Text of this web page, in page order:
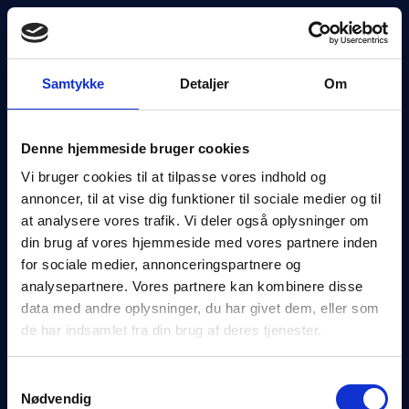
Samtykke Detaljer Om
Denne hjemmeside bruger cookies
Vi bruger cookies til at tilpasse vores indhold og
annoncer, til at vise dig funktioner til sociale medier og til
at analysere vores trafik. Vi deler også oplysninger om
din brug af vores hjemmeside med vores partnere inden
for sociale medier, annonceringspartnere og
analysepartnere. Vores partnere kan kombinere disse
data med andre oplysninger, du har givet dem, eller som
de har indsamlet fra din brug af deres tjenester.
Nødvendig
☰